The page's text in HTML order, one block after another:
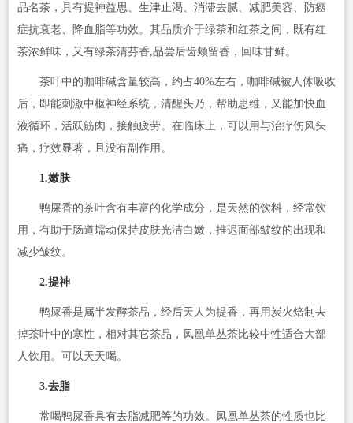
品名茶，具有提神益思、生津止渴、消滞去腻、减肥美容、防癌
症抗衰老、降血脂等功效。其品质介于绿茶和红茶之间，既有红
茶浓鲜味，又有绿茶清芬香,品尝后齿颊留香，回味甘鲜。
茶叶中的咖啡碱含量较高，约占40%左右，咖啡碱被人体吸收
后，即能刺激中枢神经系统，清醒头乃，帮助思维，又能加快血
液循环，活跃筋肉，接触疲劳。在临床上，可以用与治疗伤风头
痛，疗效显著，且没有副作用。
1.嫩肤
鸭屎香的茶叶含有丰富的化学成分，是天然的饮料，经常饮
用，有助于肠道蠕动保持皮肤光洁白嫩，推迟面部皱纹的出现和
减少皱纹。
2.提神
鸭屎香是属半发酵茶品，经后天人为提香，再用炭火焙制去
掉茶叶中的寒性，相对其它茶品，凤凰单丛茶比较中性适合大部
人饮用。可以天天喝。
3.去脂
常喝鸭屎香具有去脂减肥等的功效。凤凰单丛茶的性质也比